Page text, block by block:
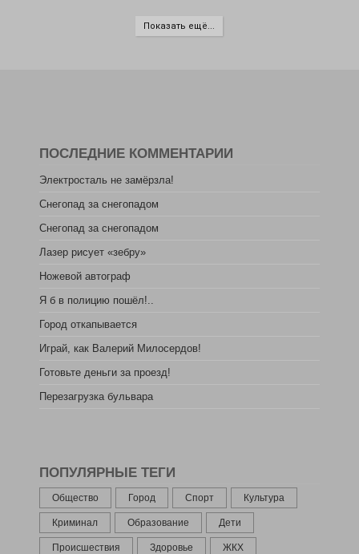
Показать ещё...
ПОСЛЕДНИЕ КОММЕНТАРИИ
Электросталь не замёрзла!
Снегопад за снегопадом
Снегопад за снегопадом
Лазер рисует «зебру»
Ножевой автограф
Я б в полицию пошёл!..
Город откапывается
Играй, как Валерий Милосердов!
Готовьте деньги за проезд!
Перезагрузка бульвара
ПОПУЛЯРНЫЕ ТЕГИ
Общество Город Спорт Культура
Криминал Образование Дети
Происшествия Здоровье ЖКХ